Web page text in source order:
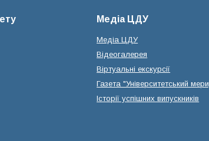
Медіа ЦДУ
Медіа ЦДУ
Відеогалерея
Віртуальні екскурсії
Газета "Університетський
Історії успішних випускників